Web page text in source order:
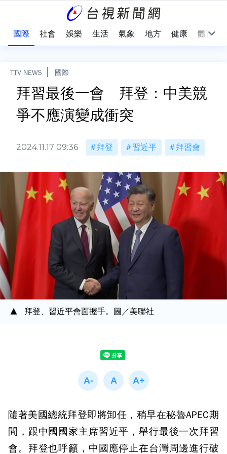
國際 社會 娛樂 生活 氣象 地方 健康 體育
TTV NEWS 國際
拜習最後一會 拜登：中美競
爭不應演變成衝突
2024.11.17 09:36 拜登 習近平 拜習會
拜登、習近平會面握手。圖／美聯社
隨著美國總統拜登即將卸任，稍早在秘魯APEC期
間，跟中國國家主席習近平，舉行最後一次拜習
會。拜登也呼籲，中國應停止在台灣周邊進行破